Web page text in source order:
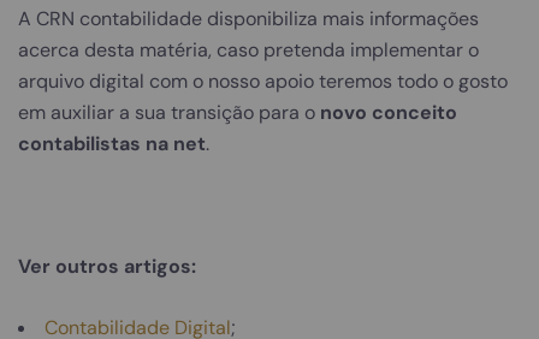
A CRN contabilidade disponibiliza mais informações
acerca desta matéria, caso pretenda implementar o
arquivo digital com o nosso apoio teremos todo o gosto
em auxiliar a sua transição para o novo conceito
contabilistas na net.
Ver outros artigos:
Contabilidade Digital;